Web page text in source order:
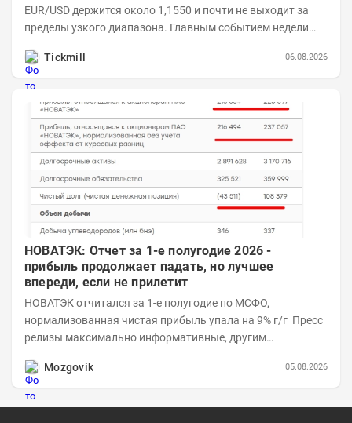
EUR/USD держится около 1,1550 и почти не выходит за
пределы узкого диапазона. Главным событием недели
Tickmill
06.08.2026
НОВАТЭК: Отчет за 1-е полугодие 2026 -
прибыль продолжает падать, но лучшее
впереди, если не прилетит
НОВАТЭК отчитался за 1-е полугодие по МСФО,
нормализованная чистая прибыль упала на 9% г/г Пресс
релизы максимально информативные, другим
Mozgovik
05.08.2026